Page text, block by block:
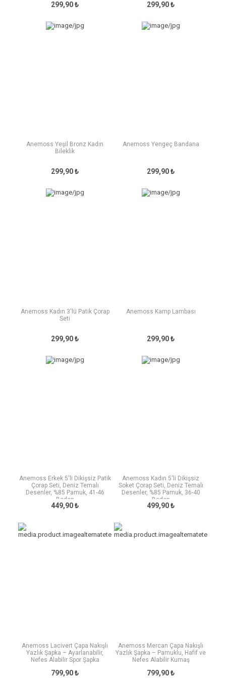
299,90 ₺ 299,90 ₺
Anemoss Yeşil Bronz Kadın
Bileklik
299,90 ₺
Anemoss Yengeç Bandana
299,90 ₺
Anemoss Kadın 3'lü Patik Çorap
Seti
299,90 ₺
Anemoss Kamp Lambası
299,90 ₺
Anemoss Erkek 5'li Dikişsiz Patik
Çorap Seti, Deniz Temalı
Desenler, %85 Pamuk, 41-46
Beden
449,90 ₺
Anemoss Kadın 5'li Dikişsiz
Soket Çorap Seti, Deniz Temalı
Desenler, %85 Pamuk, 36-40
Beden
499,90 ₺
Anemoss Lacivert Çapa Nakışlı
Yazlık Şapka – Ayarlanabilir,
Nefes Alabilir Spor Şapka
799,90 ₺
Anemoss Mercan Çapa Nakışlı
Yazlık Şapka – Pamuklu, Hafif ve
Nefes Alabilir Kumaş
799,90 ₺